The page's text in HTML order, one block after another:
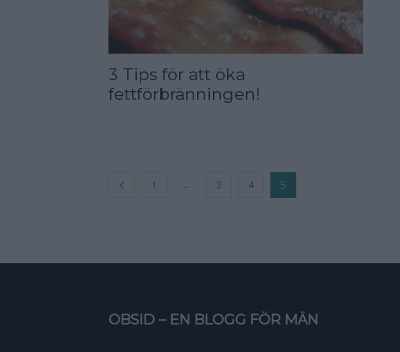
3 Tips för att öka
fettförbränningen!
1 ... 3 4 5
OBSID – EN BLOGG FÖR MÄN